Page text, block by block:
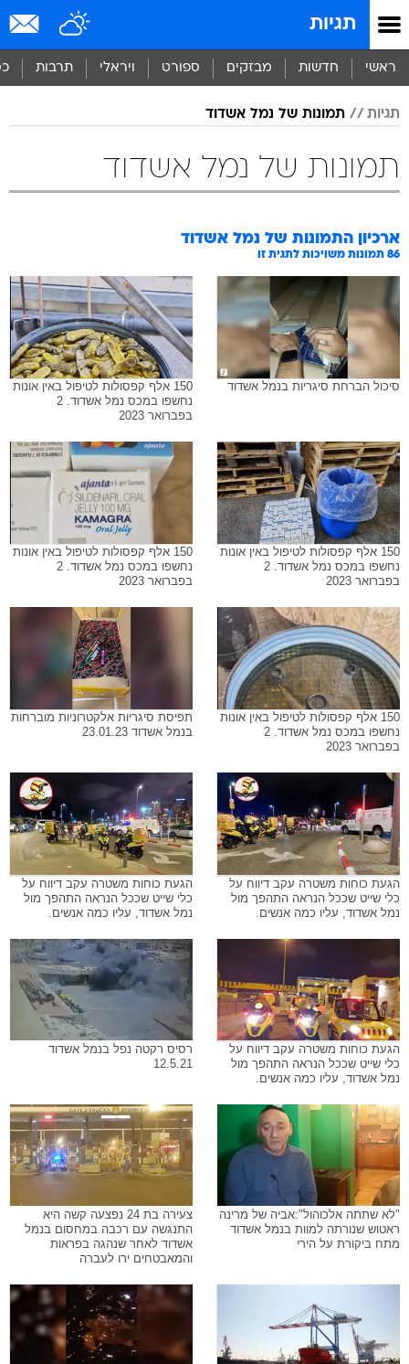
תגיות
ראשי חדשות מבזקים ספורט ויראלי תרבות
תגיות תמונות של נמל אשדוד
תמונות של נמל אשדוד
ארכיון התמונות של נמל אשדוד
86 תמונות משויכות לתגית זו
סיכול הברחת סיגריות בנמל אשדוד
150 אלף קפסולות לטיפול באין אונות
נחשפו במכס נמל אשדוד. 2
בפברואר 2023
150 אלף קפסולות לטיפול באין אונות
נחשפו במכס נמל אשדוד. 2
בפברואר 2023
150 אלף קפסולות לטיפול באין אונות
נחשפו במכס נמל אשדוד. 2
בפברואר 2023
150 אלף קפסולות לטיפול באין אונות
נחשפו במכס נמל אשדוד. 2
בפברואר 2023
תפיסת סיגריות אלקטרוניות מוברחות
בנמל אשדוד 23.01.23
הגעת כוחות משטרה עקב דיווח על
כלי שייט שככל הנראה התהפך מול
נמל אשדוד, עליו כמה אנשים.
הגעת כוחות משטרה עקב דיווח על
כלי שייט שככל הנראה התהפך מול
נמל אשדוד, עליו כמה אנשים.
הגעת כוחות משטרה עקב דיווח על
כלי שייט שככל הנראה התהפך מול
נמל אשדוד, עליו כמה אנשים.
רסיס רקטה נפל בנמל אשדוד
12.5.21
"לא שתתה אלכוהול":אביה של מרינה
ראטוש שנורתה למוות בנמל אשדוד
מתח ביקורת על הירי
צעירה בת 24 נפצעה קשה היא
התנגשה עם רכבה במחסום בנמל
אשדוד לאחר שנהגה בפראות
והמאבטחים ירו לעברה